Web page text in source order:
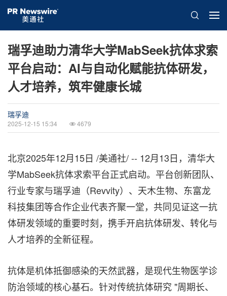
瑞孚迪助力清华大学MabSeek抗体求索
平台启动：AI与自动化赋能抗体研发，
人才培养，筑牢健康长城
瑞孚迪
2025-12-15 15:34 4679
北京2025年12月15日 /美通社/ -- 12月13日，清华大
学MabSeek抗体求索平台正式启动。平台创新团队、
行业专家与瑞孚迪（Revvity）、天木生物、东富龙
科技集团等合作企业代表齐聚一堂，共同见证这一抗
体研发领域的重要时刻，携手开启抗体研发、转化与
人才培养的全新征程。
抗体是机体抵御感染的天然武器，是现代生物医学诊
防治领域的核心基石。针对传统抗体研究 "周期长、